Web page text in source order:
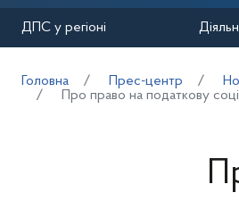
ДПС у регіоні
Головна Прес-центр
Про право на податкову